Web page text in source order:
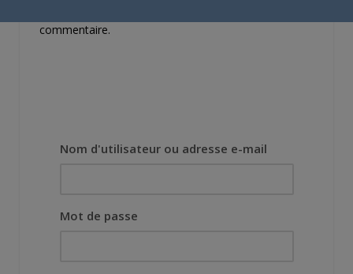
commentaire.
Nom d'utilisateur ou adresse e-mail
Mot de passe